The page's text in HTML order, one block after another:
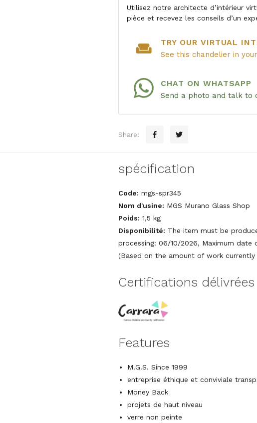
Utilisez notre architecte d’intérieur
pièce et recevez les conseils d’un
weekend TRY OUR VIRTUAL
See this chandelier in
CHAT ON WHATSAPP
Send a photo and talk to
Share:
spécification
Code: mgs-spr345
Nom d'usine: MGS Murano Glass Shop
Poids: 1,5 kg
Disponibilité: The item must be
processing: 06/10/2026, Maximum date
(Based on the amount of work currently
Certifications
Features
M.G.S. Since 1999
entreprise éthique et conviviale
Money Back
projets de haut niveau
verre non peinte